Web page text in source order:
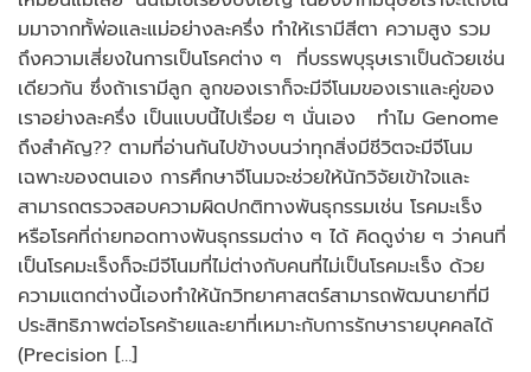
มมาจากทั้พ่อและแม่อย่างละครึ่ง ทำให้เรามีสีตา ความสูง รวม
ถึงความเสี่ยงในการเป็นโรคต่าง ๆ ที่บรรพบุรุษเราเป็นด้วยเช่น
เดียวกัน ซึ่งถ้าเรามีลูก ลูกของเราก็จะมีจีโนมของเราและคู่ของ
เราอย่างละครึ่ง เป็นแบบนี้ไปเรื่อย ๆ นั่นเอง ทำไม Genome
ถึงสำคัญ?? ตามที่อ่านกันไปข้างบนว่าทุกสิ่งมีชีวิตจะมีจีโนม
เฉพาะของตนเอง การศึกษาจีโนมจะช่วยให้นักวิจัยเข้าใจและ
สามารถตรวจสอบความผิดปกติทางพันธุกรรมเช่น โรคมะเร็ง
หรือโรคที่ถ่ายทอดทางพันธุกรรมต่าง ๆ ได้ คิดดูง่าย ๆ ว่าคนที่
เป็นโรคมะเร็งก็จะมีจีโนมที่ไม่ต่างกับคนที่ไม่เป็นโรคมะเร็ง ด้วย
ความแตกต่างนี้เองทำให้นักวิทยาศาสตร์สามารถพัฒนายาที่มี
ประสิทธิภาพต่อโรคร้ายและยาที่เหมาะกับการรักษารายบุคคลได้
(Precision […]